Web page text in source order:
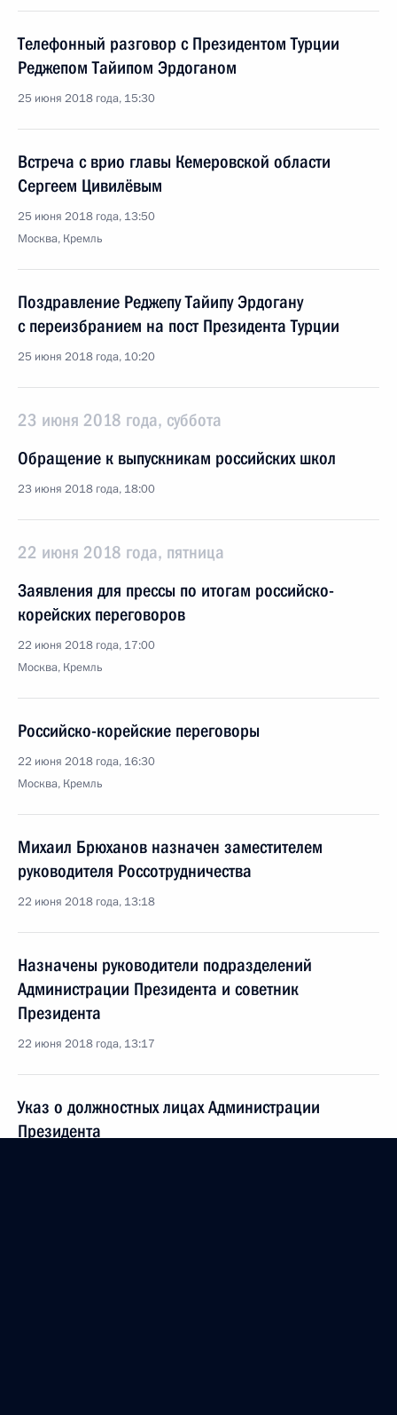
Телефонный разговор с Президентом Турции
Реджепом Тайипом Эрдоганом
25 июня 2018 года, 15:30
Встреча с врио главы Кемеровской области
Сергеем Цивилёвым
25 июня 2018 года, 13:50
Москва, Кремль
Поздравление Реджепу Тайипу Эрдогану
с переизбранием на пост Президента Турции
25 июня 2018 года, 10:20
23 июня 2018 года, суббота
Обращение к выпускникам российских школ
23 июня 2018 года, 18:00
22 июня 2018 года, пятница
Заявления для прессы по итогам российско-
корейских переговоров
22 июня 2018 года, 17:00
Москва, Кремль
Российско-корейские переговоры
22 июня 2018 года, 16:30
Москва, Кремль
Михаил Брюханов назначен заместителем
руководителя Россотрудничества
22 июня 2018 года, 13:18
Назначены руководители подразделений
Администрации Президента и советник
Президента
22 июня 2018 года, 13:17
Указ о должностных лицах Администрации
Президента